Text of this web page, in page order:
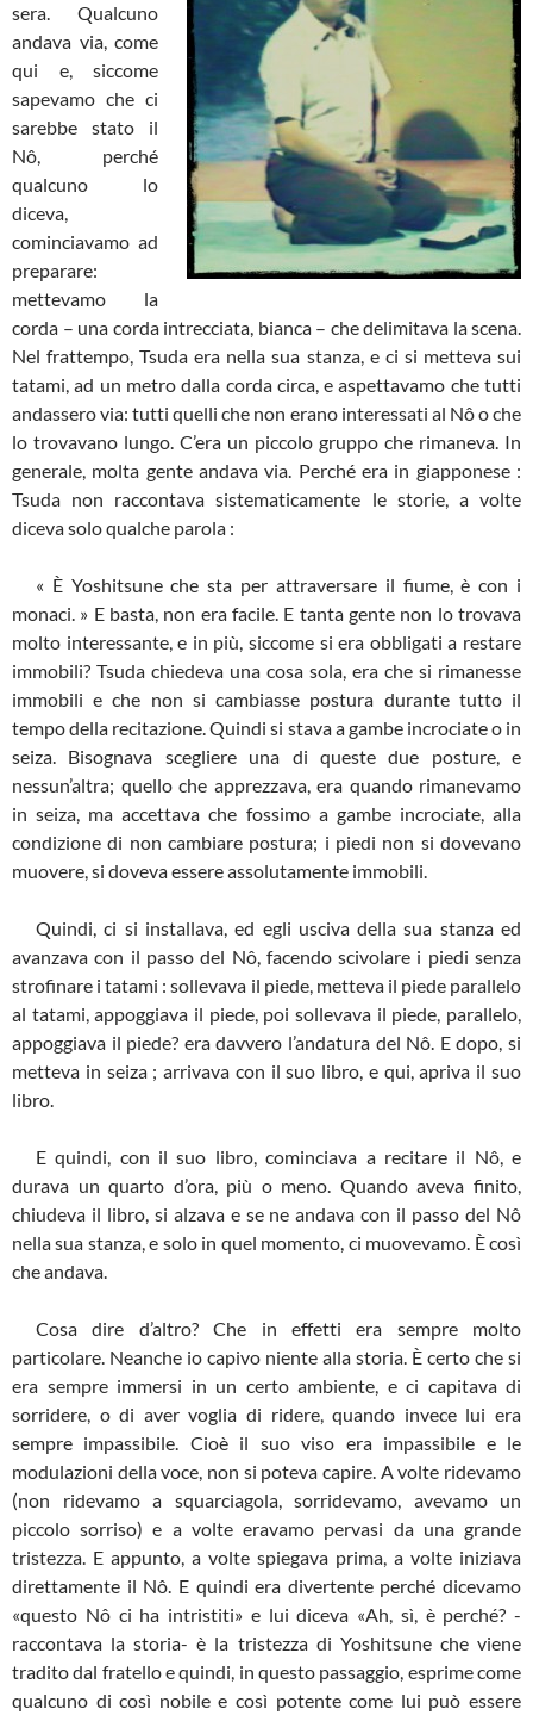
sera. Qualcuno
andava via, come
qui e, siccome
sapevamo che ci
sarebbe stato il
Nô, perché
qualcuno lo
diceva,
cominciavamo ad
preparare:
mettevamo la
corda – una corda intrecciata, bianca – che delimitava la scena.
Nel frattempo, Tsuda era nella sua stanza, e ci si metteva sui
tatami, ad un metro dalla corda circa, e aspettavamo che tutti
andassero via: tutti quelli che non erano interessati al Nô o che
lo trovavano lungo. C’era un piccolo gruppo che rimaneva. In
generale, molta gente andava via. Perché era in giapponese :
Tsuda non raccontava sistematicamente le storie, a volte
diceva solo qualche parola :
« È Yoshitsune che sta per attraversare il fiume, è con i
monaci. » E basta, non era facile. E tanta gente non lo trovava
molto interessante, e in più, siccome si era obbligati a restare
immobili? Tsuda chiedeva una cosa sola, era che si rimanesse
immobili e che non si cambiasse postura durante tutto il
tempo della recitazione. Quindi si stava a gambe incrociate o in
seiza. Bisognava scegliere una di queste due posture, e
nessun’altra; quello che apprezzava, era quando rimanevamo
in seiza, ma accettava che fossimo a gambe incrociate, alla
condizione di non cambiare postura; i piedi non si dovevano
muovere, si doveva essere assolutamente immobili.
Quindi, ci si installava, ed egli usciva della sua stanza ed
avanzava con il passo del Nô, facendo scivolare i piedi senza
strofinare i tatami : sollevava il piede, metteva il piede parallelo
al tatami, appoggiava il piede, poi sollevava il piede, parallelo,
appoggiava il piede? era davvero l’andatura del Nô. E dopo, si
metteva in seiza ; arrivava con il suo libro, e qui, apriva il suo
libro.
E quindi, con il suo libro, cominciava a recitare il Nô, e
durava un quarto d’ora, più o meno. Quando aveva finito,
chiudeva il libro, si alzava e se ne andava con il passo del Nô
nella sua stanza, e solo in quel momento, ci muovevamo. È così
che andava.
Cosa dire d’altro? Che in effetti era sempre molto
particolare. Neanche io capivo niente alla storia. È certo che si
era sempre immersi in un certo ambiente, e ci capitava di
sorridere, o di aver voglia di ridere, quando invece lui era
sempre impassibile. Cioè il suo viso era impassibile e le
modulazioni della voce, non si poteva capire. A volte ridevamo
(non ridevamo a squarciagola, sorridevamo, avevamo un
piccolo sorriso) e a volte eravamo pervasi da una grande
tristezza. E appunto, a volte spiegava prima, a volte iniziava
direttamente il Nô. E quindi era divertente perché dicevamo
«questo Nô ci ha intristiti» e lui diceva «Ah, sì, è perché? -
raccontava la storia- è la tristezza di Yoshitsune che viene
tradito dal fratello e quindi, in questo passaggio, esprime come
qualcuno di così nobile e così potente come lui può essere